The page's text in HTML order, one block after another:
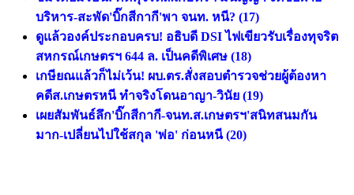
บริหาร-สะพัด'บิ๊กสีกากี'พา จนท. หนี? (17)
ดูแล้วองค์ประกอบครบ! อธิบดี DSI ไฟเขียวรับเรื่องทุจริต
สหกรณ์เกษตรฯ 644 ล. เป็นคดีพิเศษ (18)
เกษียณแล้วก็ไม่เว้น! ผบ.ตร.สั่งสอบตำรวจช่วยผู้ต้องหา
คดีส.เกษตรหนี ทำจริงโดนอาญา-วินัย (19)
เผยสัมพันธ์ลึก'บิ๊กสีกากี-จนท.ส.เกษตรฯ'สนิทสนมกัน
มาก-เปลี่ยนไปใช้สกุล 'พ่อ' ก่อนหนี(20)